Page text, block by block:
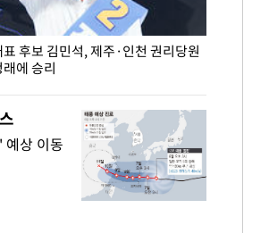
후보 김민석, 제주·인천 권리당원
에 승리
예상 이동